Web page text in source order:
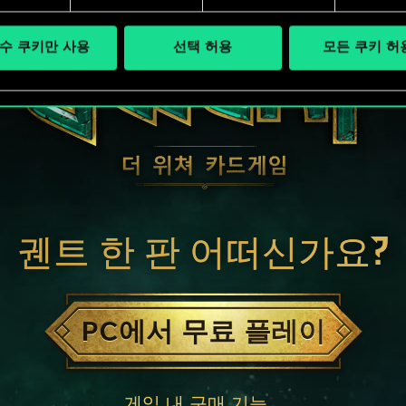
쿠키만 사용 선택 허용 모든 쿠키 허
궨트 한 판 어떠신가요?
PC에서 무료 플레이